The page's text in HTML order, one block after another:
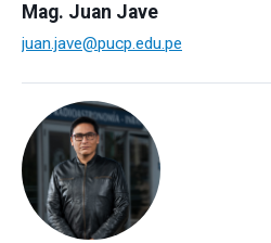
Mag. Juan Jave
juan.jave@pucp.edu.pe